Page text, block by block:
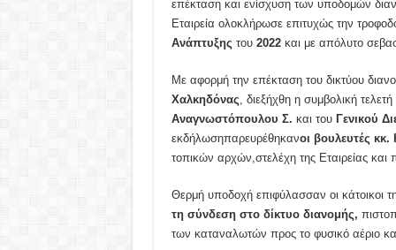
επέκταση και ενίσχυση των υποδομών
Εταιρεία ολοκλήρωσε επιτυχώς την
Ανάπτυξης του 2022και με απόλυτο
Με αφορμή την επέκταση του δικτύου
Χαλκηδόνας , διεξήχθη η συμβολική
Αναγνωστόπουλου Σ. και τουΓενικού
εκδήλωσηπαρευρέθηκανοι βουλευτές
τοπικών αρχών,στελέχη της Εταιρείας και
Θερμή υποδοχή επιφύλασσαν οι κάτοικοι
τη σύνδεση στο δίκτυο διανομής,
των καταναλωτών προς το φυσικό αέριο και